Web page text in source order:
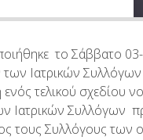
το Σάββατο
Ιατρικών Συλλόγων
ενός τελικού σχεδίου
Ιατρικών Συλλόγων
τους Συλλόγους των